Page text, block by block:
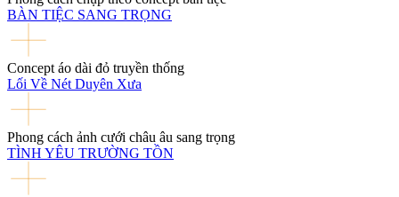
BÀN TIỆC SANG TRỌNG
Concept áo dài đỏ truyền thống
Lối Về Nét Duyên Xưa
Phong cách ảnh cưới châu âu sang trọng
TÌNH YÊU TRƯỜNG TỒN